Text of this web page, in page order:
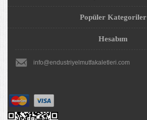
Popüler Kategoriler
Hesabım
info@endustriyelmutfakaletleri.com